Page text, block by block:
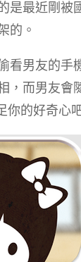
是最近剛被
的。
看男友的手
，而男友會
你的好奇心